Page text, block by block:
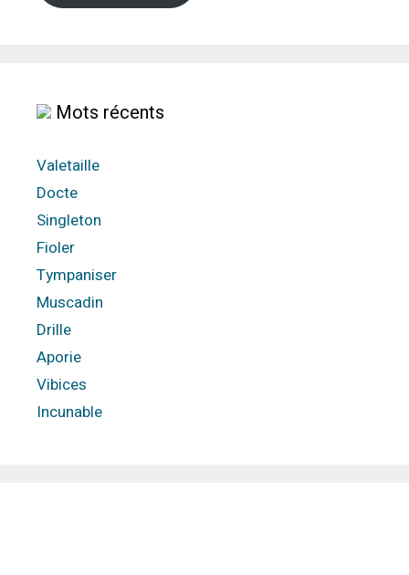
Mots récents
Valetaille
Docte
Singleton
Fioler
Tympaniser
Muscadin
Drille
Aporie
Vibices
Incunable